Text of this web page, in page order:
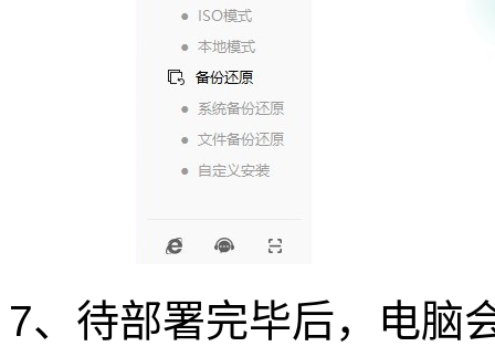
7、待部署完毕后，电脑